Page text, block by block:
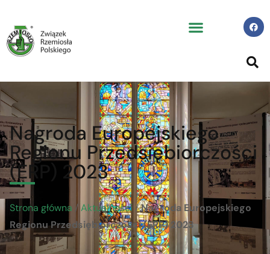
Nagroda Europejskiego
Regionu Przedsiębiorczości
(ERP) 2023
Strona główna / Aktualności /Nagroda Europejskiego
Regionu Przedsiębiorczości (ERP) 2023